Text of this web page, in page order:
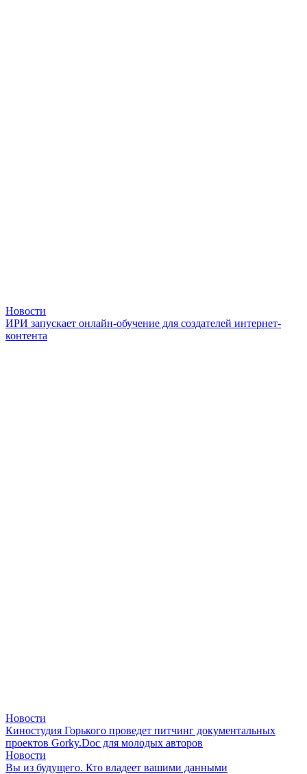
Новости
ИРИ запускает онлайн-обучение для создателей интернет-
контента
Новости
Киностудия Горького проведет питчинг документальных
проектов Gorky.Doc для молодых авторов
Новости
Вы из будущего. Кто владеет вашими данными